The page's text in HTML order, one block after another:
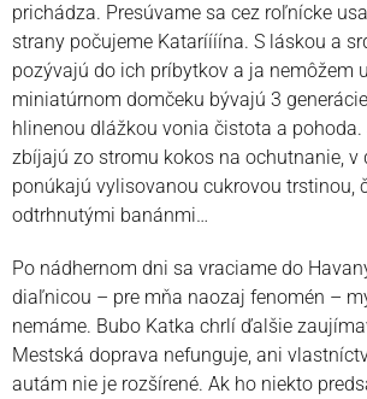
prichádza. Presúvame sa cez roľnícke
strany počujeme Kataríííína. S láskou a
pozývajú do ich príbytkov a ja nemôžem
miniatúrnom domčeku bývajú 3
hlinenou dlážkou vonia čistota a pohoda.
zbíjajú zo stromu kokos na ochutnanie, v
ponúkajú vylisovanou cukrovou trstinou,
odtrhnutými banánmi…
Po nádhernom dni sa vraciame do
diaľnicou – pre mňa naozaj fenomén –
nemáme. Bubo Katka chrlí ďalšie
Mestská doprava nefunguje, ani
autám nie je rozšírené. Ak ho niekto